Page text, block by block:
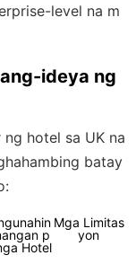
level na m
ideya ng
hotel sa UK na
batay
p
Hotel
Mga Limitas
yon